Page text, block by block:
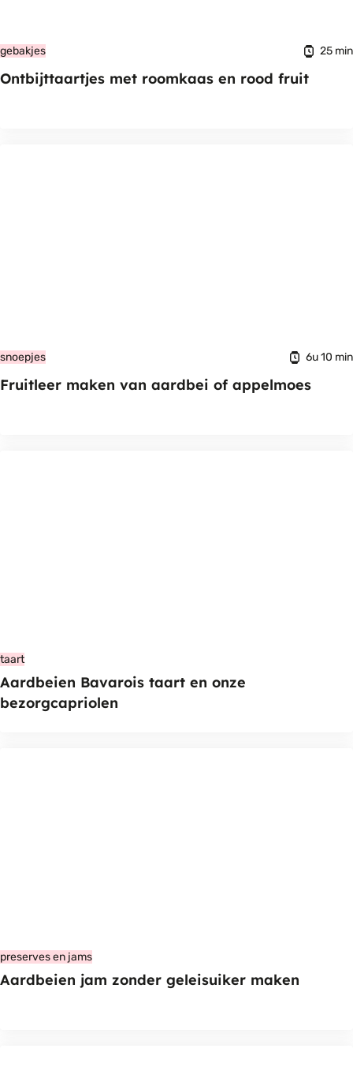
gebakjes 25 min
Ontbijttaartjes met roomkaas en rood fruit
snoepjes 6u 10 min
Fruitleer maken van aardbei of appelmoes
taart
Aardbeien Bavarois taart en onze
bezorgcapriolen
preserves en jams
Aardbeien jam zonder geleisuiker maken